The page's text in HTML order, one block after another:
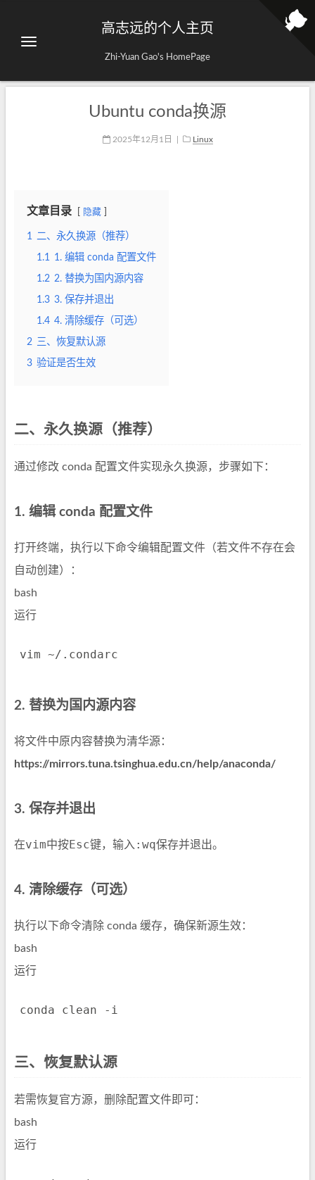
高志远的个人主页
Zhi-Yuan Gao's HomePage
Ubuntu conda换源
2025年12月1日 Linux
文章目录 隐藏
1 二、永久换源（推荐）
1.1 1. 编辑 conda 配置文件
1.2 2. 替换为国内源内容
1.3 3. 保存并退出
1.4 4. 清除缓存（可选）
2 三、恢复默认源
3 验证是否生效
二、永久换源（推荐）
通过修改 conda 配置文件实现永久换源，步骤如下：
1. 编辑 conda 配置文件
打开终端，执行以下命令编辑配置文件（若文件不存在会
自动创建）：
bash
运行
vim
2. 替换为国内源内容
将文件中原内容替换为清华源：
https://mirrors.tuna.tsinghua.edu.cn/help/anaconda/
3. 保存并退出
在vim中按Esc键，输入 :wq保存并退出。
4. 清除缓存（可选）
执行以下命令清除 conda 缓存，确保新源生效：
bash
运行
conda clean -i
三、恢复默认源
若需恢复官方源，删除配置文件即可：
bash
运行